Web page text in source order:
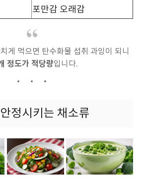
포만감 오래감
게 먹으면 탄수화물 섭취 과잉이 되니
정도가 적당량입니다.
정시키는 채소류